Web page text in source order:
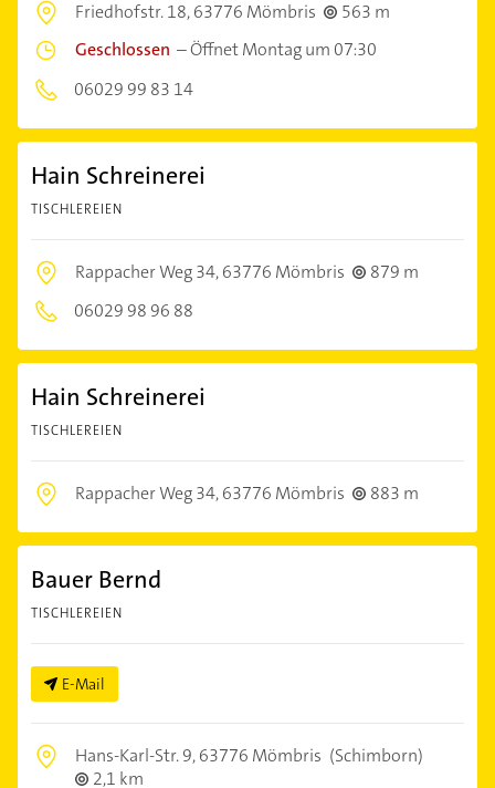
Friedhofstr. 18,63776 Mömbris
563 m
Geschlossen –Öffnet Montag um 07:30
06029 99 83 14
Hain Schreinerei
TISCHLEREIEN
Rappacher Weg 34,63776 Mömbris
879 m
06029 98 96 88
Hain Schreinerei
TISCHLEREIEN
Rappacher Weg 34,63776 Mömbris 883 m
Bauer Bernd
TISCHLEREIEN
E-Mail
Hans-Karl-Str. 9,63776 Mömbris (Schimborn)
2,1 km